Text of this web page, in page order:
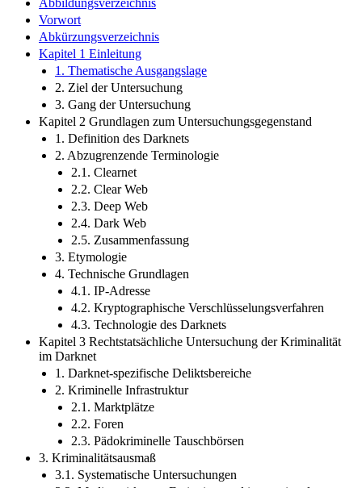
Abbildungsverzeichnis
Vorwort
Abkürzungsverzeichnis
Kapitel 1 Einleitung
1. Thematische Ausgangslage
2. Ziel der Untersuchung
3. Gang der Untersuchung
Kapitel 2 Grundlagen zum Untersuchungsgegenstand
1. Definition des Darknets
2. Abzugrenzende Terminologie
2.1. Clearnet
2.2. Clear Web
2.3. Deep Web
2.4. Dark Web
2.5. Zusammenfassung
3. Etymologie
4. Technische Grundlagen
4.1. IP-Adresse
4.2. Kryptographische Verschlüsselungsverfahren
4.3. Technologie des Darknets
Kapitel 3 Rechtstatsächliche Untersuchung der Kriminalität
im Darknet
1. Darknet-spezifische Deliktsbereiche
2. Kriminelle Infrastruktur
2.1. Marktplätze
2.2. Foren
2.3. Pädokriminelle Tauschbörsen
3. Kriminalitätsausmaß
3.1. Systematische Untersuchungen